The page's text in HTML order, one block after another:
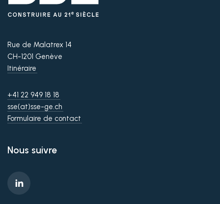
Rue de Malatrex 14
CH-1201 Genève
Itinéraire
+41 22 949 18 18
sse(at)sse-ge.ch
Formulaire de contact
Nous suivre